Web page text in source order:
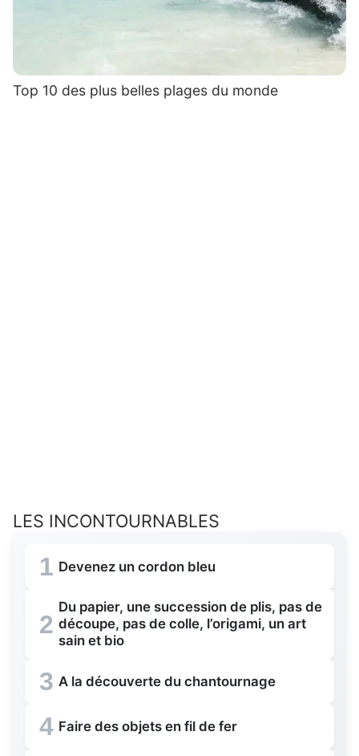
Top 10 des plus belles plages du monde
LES INCONTOURNABLES
1 Devenez un cordon bleu
2
Du papier, une succession de plis, pas de
découpe, pas de colle, l’origami, un art
sain et bio
3 A la découverte du chantournage
4 Faire des objets en fil de fer